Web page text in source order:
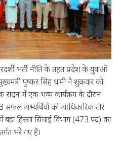
भर्ती नीति के तहत प्रदेश के युवाओं
पुष्कर सिंह धामी ने शुक्रवार को
में एक भव्य कार्यक्रम के दौरान
अभ्यर्थियों को आधिकारिक तौर
बड़ा हिस्सा सिंचाई विभाग (473 पद) का
भरे गए हैं।